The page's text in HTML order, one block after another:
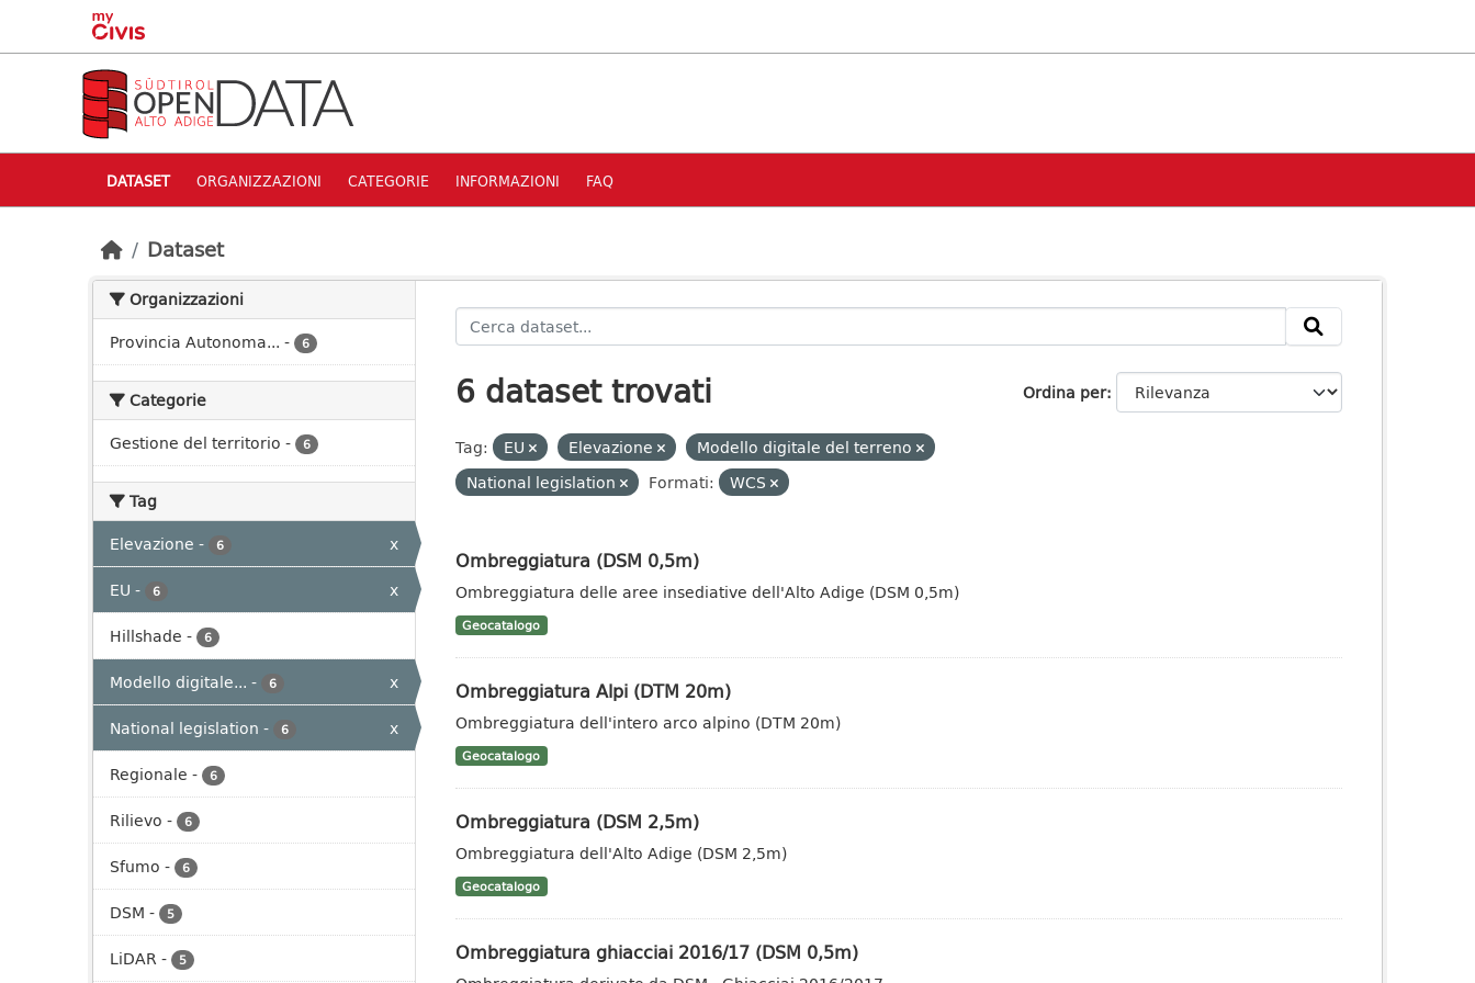
Skip to main content
DATASET ORGANIZZAZIONI CATEGORIE INFORMAZIONI FAQ
Dataset
Organizzazioni
Provincia Autonoma... - 6
Categorie
Gestione del territorio - 6
Tag
Elevazione - 6
x
EU - 6
x
Hillshade - 6
Modello digitale... - 6
x
National legislation - 6
x
Regionale - 6
Rilievo - 6
Sfumo - 6
DSM - 5
LiDAR- 5
Ordina per
6 dataset trovati
Tag: EU Elevazione
Modello digitale del terreno
National legislation
Formati: WCS
Ombreggiatura (DSM 0,5m)
Ombreggiatura delle aree insediative dell'Alto Adige (DSM 0,5m)
Geocatalogo
Ombreggiatura Alpi (DTM 20m)
Ombreggiatura dell'intero arco alpino (DTM 20m)
Geocatalogo
Ombreggiatura (DSM 2,5m)
Ombreggiatura dell'Alto Adige (DSM 2,5m)
Geocatalogo
Ombreggiatura ghiacciai 2016/17 (DSM 0,5m)